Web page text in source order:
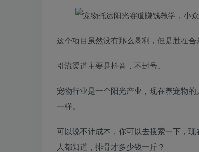
这个项目虽然没有那么暴利，但是胜在合
引流渠道主要是抖音，不封号。
宠物行业是一个阳光产业，现在养宠物
一样。
可以说不计成本，你可以去搜索一下，
人都知道，排骨才多少钱一斤？